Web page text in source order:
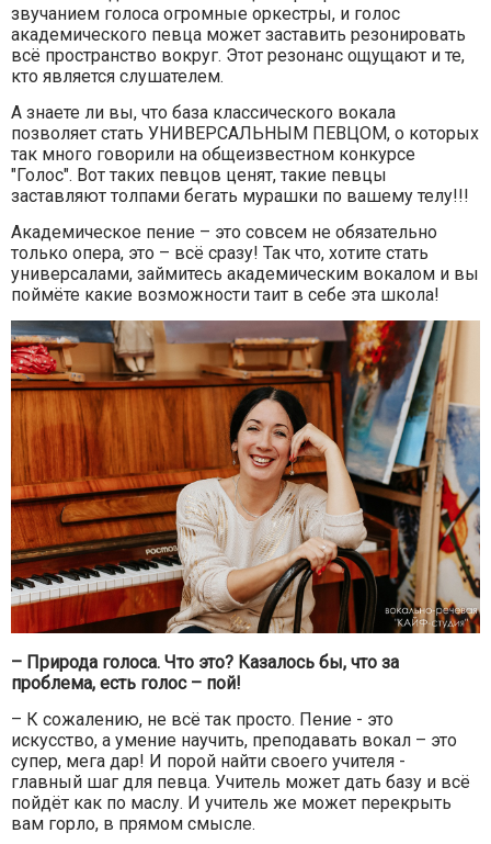
звучанием голоса огромные оркестры, и голос
академического певца может заставить резонировать
всё пространство вокруг. Этот резонанс ощущают и те,
кто является слушателем.
А знаете ли вы, что база классического вокала
позволяет стать УНИВЕРСАЛЬНЫМ ПЕВЦОМ, о которых
так много говорили на общеизвестном конкурсе
"Голос". Вот таких певцов ценят, такие певцы
заставляют толпами бегать мурашки по вашему телу!!!
Академическое пение – это совсем не обязательно
только опера, это – всё сразу! Так что, хотите стать
универсалами, займитесь академическим вокалом и вы
поймёте какие возможности таит в себе эта школа!
– Природа голоса. Что это? Казалось бы, что за
проблема, есть голос – пой!
– К сожалению, не всё так просто. Пение - это
искусство, а умение научить, преподавать вокал – это
супер, мега дар! И порой найти своего учителя -
главный шаг для певца. Учитель может дать базу и всё
пойдёт как по маслу. И учитель же может перекрыть
вам горло, в прямом смысле.